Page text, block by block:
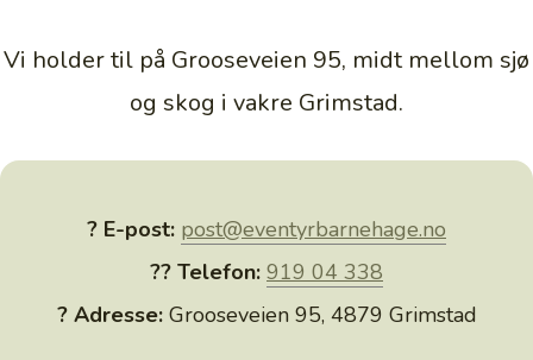
Vi holder til på Grooseveien 95, midt mellom sjø
og skog i vakre Grimstad.
? E-post: post@eventyrbarnehage.no
?? Telefon: 919 04 338
? Adresse:Grooseveien 95, 4879 Grimstad